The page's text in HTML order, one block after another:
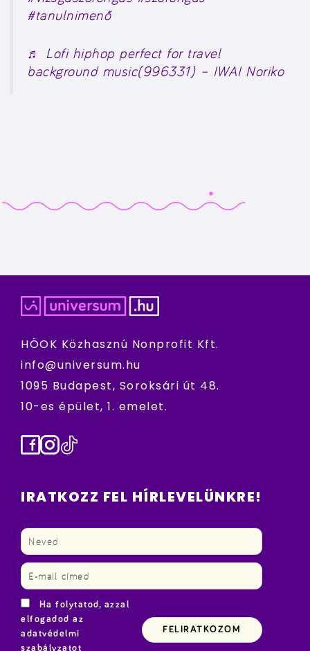
#tanulnimenő
♬ Lofi hiphop perfect for travel
background music(996331) – IWAI Noriko
HÖOK Közhasznú Nonprofit Kft.
info@universum.hu
1095 Budapest, Soroksári út 48.
10-es épület, 1. emelet.
Facebook
Instagram
TikTok
IRATKOZZ FEL HÍRLEVELÜNKRE!
Ha folytatod, azzal
elfogadod az
adatvédelmi
szabályzatot